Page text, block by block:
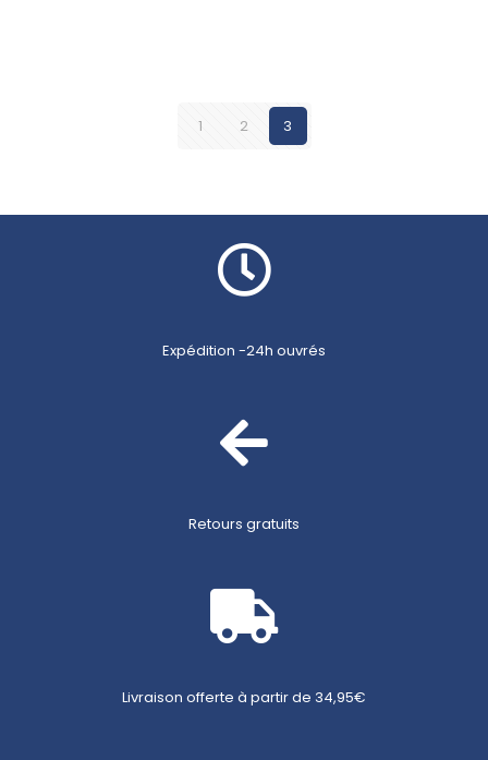
1 2 3
Expédition -24h ouvrés
Retours gratuits
Livraison offerte à partir de 34,95€